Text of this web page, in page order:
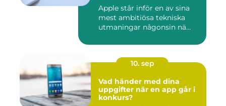
Apple står inför en av sina
mest ambitiösa tekniska
utmaningar någonsin nä...
10. sep
Vad händer med dina
uppgifter när en app går i
konkurs?